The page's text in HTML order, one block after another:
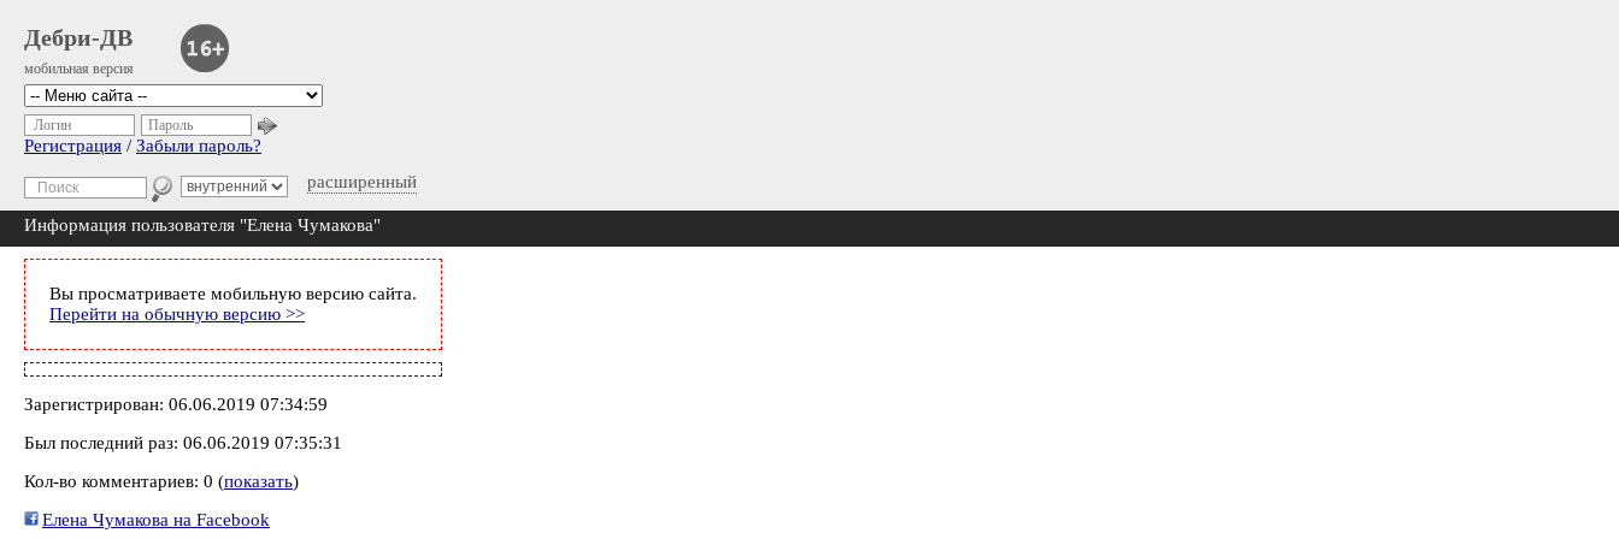
Дебри-ДВ
мобильная версия
расширенный
Логин Пароль
Регистрация / Забыли пароль?
Информация пользователя "Елена Чумакова"
Вы просматриваете мобильную версию сайта.
Перейти на обычную версию >>
Зарегистрирован: 06.06.2019 07:34:59
Был последний раз: 06.06.2019 07:35:31
Кол-во комментариев: 0 (показать)
Елена Чумакова на Facebook